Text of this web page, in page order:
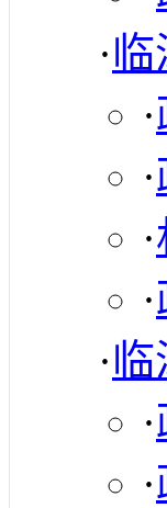
·
·
·
·
·
·
·
·